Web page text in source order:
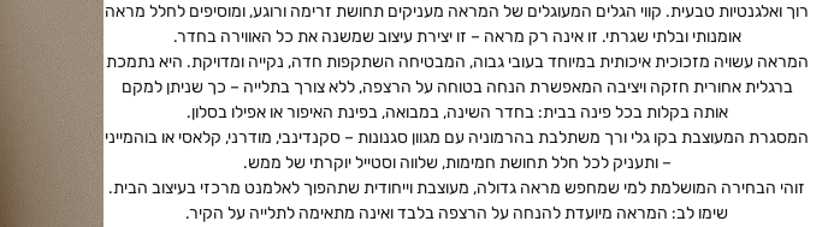
רוך ואלגנטיות טבעית. קווי הגלים המעוגלים של המראה מעניקים תחושת זרימה ורוגע, ומוסיפים לחלל מראה
אומנותי ובלתי שגרתי. זו אינה רק מראה – זו יצירת עיצוב שמשנה את כל האווירה בחדר.
המראה עשויה מזכוכית איכותית במיוחד בעובי גבוה, המבטיחה השתקפות חדה, נקייה ומדויקת. היא נתמכת
ברגלית אחורית חזקה ויציבה המאפשרת הנחה בטוחה על הרצפה, ללא צורך בתלייה – כך שניתן למקם
אותה בקלות בכל פינה בבית: בחדר השינה, במבואה, בפינת האיפור או אפילו בסלון.
המסגרת המעוצבת בקו גלי ורך משתלבת בהרמוניה עם מגוון סגנונות – סקנדינבי, מודרני, קלאסי או בוהמייני
– ותעניק לכל חלל תחושת חמימות, שלווה וסטייל יוקרתי של ממש.
זוהי הבחירה המושלמת למי שמחפש מראה גדולה, מעוצבת וייחודית שתהפוך לאלמנט מרכזי בעיצוב הבית.
שימו לב: המראה מיועדת להנחה על הרצפה בלבד ואינה מתאימה לתלייה על הקיר.